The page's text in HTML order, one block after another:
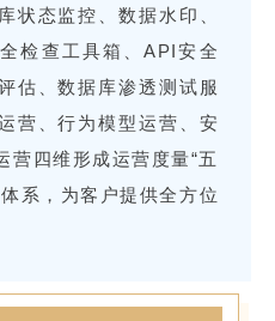
状态监控、数据水印、
检查工具箱、API安全
估、数据库渗透测试服
营、行为模型运营、安
营四维形成运营度量“五
系，为客户提供全方位